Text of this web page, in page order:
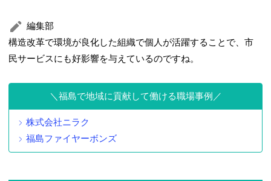
編集部
構造改革で環境が良化した組織で個人が活躍することで、市
民サービスにも好影響を与えているのですね。
福島で地域に貢献して働ける職場事例
株式会社ニラク
福島ファイヤーボンズ